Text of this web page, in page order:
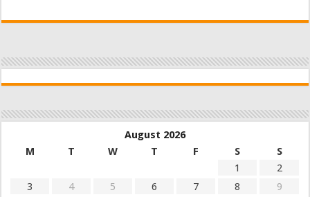
August 2026
M
T W T F S
S
1
2
3
4 5 6 7 8
9